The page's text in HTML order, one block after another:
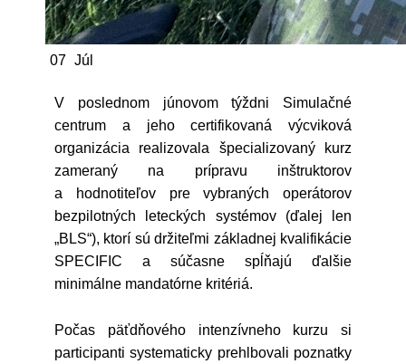
07 Júl
V poslednom júnovom týždni Simulačné
centrum a jeho certifikovaná výcviková
organizácia realizovala špecializovaný kurz
zameraný na prípravu inštruktorov
a hodnotiteľov pre vybraných operátorov
bezpilotných leteckých systémov (ďalej len
„BLS“), ktorí sú držiteľmi základnej kvalifikácie
SPECIFIC a súčasne spĺňajú ďalšie
minimálne mandatórne kritériá.
Počas päťdňového intenzívneho kurzu si
participanti systematicky prehlbovali poznatky